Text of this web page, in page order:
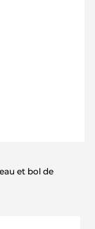
et bol de